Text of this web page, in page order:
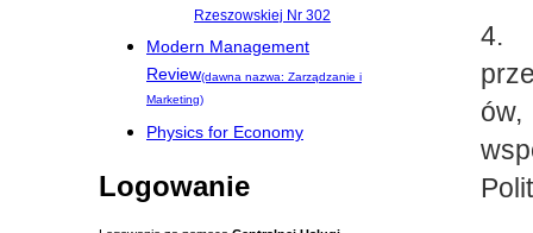
Rzeszowskiej Nr 302
Modern Management
Review(dawna nazwa: Zarządzanie i
Marketing)
Physics for Economy
Logowanie
4.